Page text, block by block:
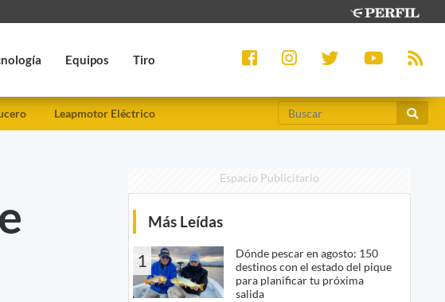
Equipos Tiro
Leapmotor Eléctrico
Espacio Publicitario
Más Leídas
1
Dónde pescar en agosto: 150
destinos con el estado del pique
para planificar tu próxima
salida